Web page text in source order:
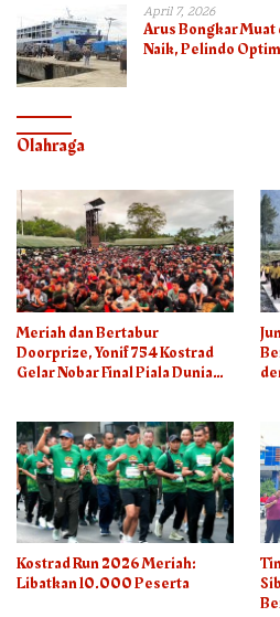
April 7, 2026
Arus Bongkar
Naik, Pelindo
Olahraga
Meriah dan Bertabur
Doorprize, Yonif 754 Kostrad
Gelar Nobar Final Piala Dunia
Kostrad Run 2026 Meriah:
Libatkan 10.000 Peserta